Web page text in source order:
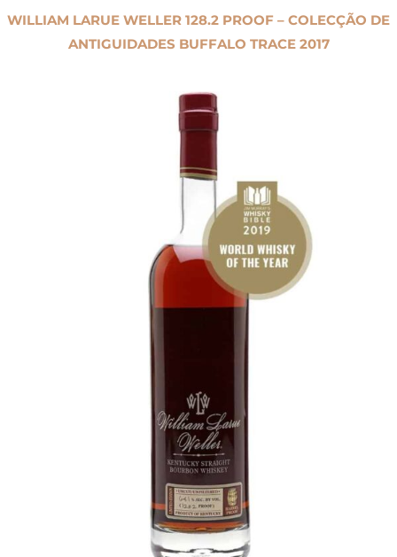
WILLIAM LARUE WELLER 128.2 PROOF – COLECÇÃO DE
ANTIGUIDADES BUFFALO TRACE 2017